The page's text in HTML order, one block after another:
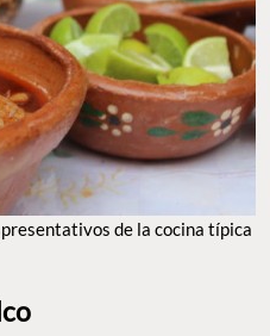
DE LA COCINA TÍPICA MEXICANA.
fundación Malwih, dedicada a
del patrimonio de México, y
y de mínima intervención
lugar en el corazón de la zona
experiencias gastronómicas
diseña menús de temporada
En realidad, esta es solo una
vivir en la chinampa, pues